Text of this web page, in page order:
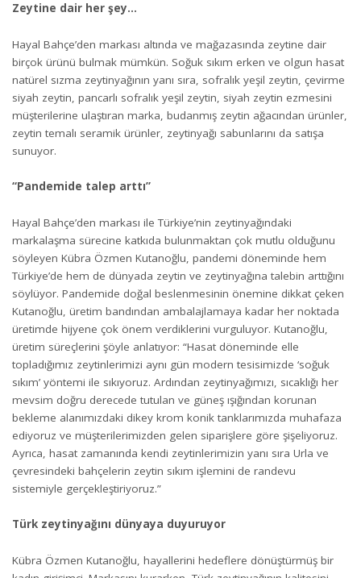
Zeytine dair her şey…
Hayal Bahçe’den markası altında ve mağazasında zeytine dair
birçok ürünü bulmak mümkün. Soğuk sıkım erken ve olgun hasat
natürel sızma zeytinyağının yanı sıra, sofralık yeşil zeytin, çevirme
siyah zeytin, pancarlı sofralık yeşil zeytin, siyah zeytin ezmesini
müşterilerine ulaştıran marka, budanmış zeytin ağacından ürünler,
zeytin temalı seramik ürünler, zeytinyağı sabunlarını da satışa
sunuyor.
“Pandemide talep arttı”
Hayal Bahçe’den markası ile Türkiye’nin zeytinyağındaki
markalaşma sürecine katkıda bulunmaktan çok mutlu olduğunu
söyleyen Kübra Özmen Kutanoğlu, pandemi döneminde hem
Türkiye’de hem de dünyada zeytin ve zeytinyağına talebin arttığını
söylüyor. Pandemide doğal beslenmesinin önemine dikkat çeken
Kutanoğlu, üretim bandından ambalajlamaya kadar her noktada
üretimde hijyene çok önem verdiklerini vurguluyor. Kutanoğlu,
üretim süreçlerini şöyle anlatıyor: “Hasat döneminde elle
topladığımız zeytinlerimizi aynı gün modern tesisimizde ‘soğuk
sıkım’ yöntemi ile sıkıyoruz. Ardından zeytinyağımızı, sıcaklığı her
mevsim doğru derecede tutulan ve güneş ışığından korunan
bekleme alanımızdaki dikey krom konik tanklarımızda muhafaza
ediyoruz ve müşterilerimizden gelen siparişlere göre şişeliyoruz.
Ayrıca, hasat zamanında kendi zeytinlerimizin yanı sıra Urla ve
çevresindeki bahçelerin zeytin sıkım işlemini de randevu
sistemiyle gerçekleştiriyoruz.”
Türk zeytinyağını dünyaya duyuruyor
Kübra Özmen Kutanoğlu, hayallerini hedeflere dönüştürmüş bir